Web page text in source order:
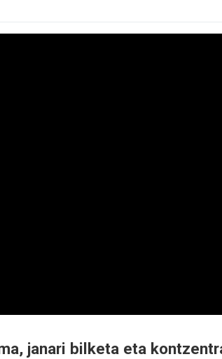
janari bilketa eta